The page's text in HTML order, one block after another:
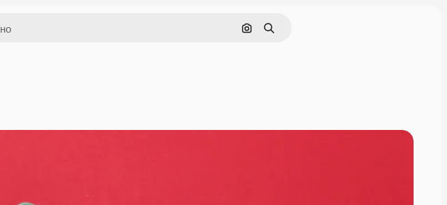
Поиск по изображению
Поиск